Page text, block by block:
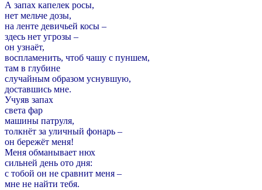
А запах капелек росы,
нет мельче дозы,
на ленте девичьей косы –
здесь нет угрозы –
он узнаёт,
воспламенить, чтоб чашу с пуншем,
там в глубине
случайным образом уснувшую,
доставшись мне.
Учуяв запах
света фар
машины патруля,
толкнёт за уличный фонарь –
он бережёт меня!
Меня обманывает нюх
сильней день ото дня:
с тобой он не сравнит меня –
мне не найти тебя.